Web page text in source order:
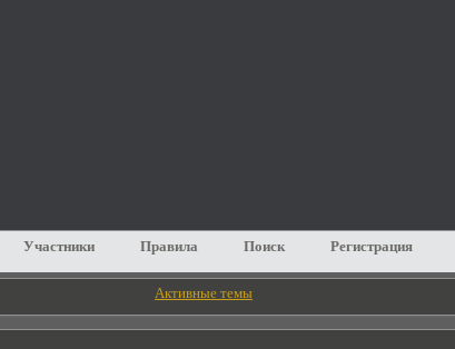
Участники Правила Поиск Регистрация
Активные темы